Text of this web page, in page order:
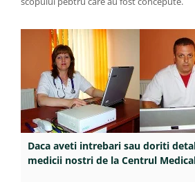
Daca aveti intrebari sau doriti
medicii nostri de la Centrul